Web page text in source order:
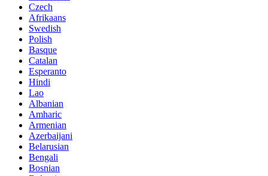
Czech
Afrikaans
Swedish
Polish
Basque
Catalan
Esperanto
Hindi
Lao
Albanian
Amharic
Armenian
Azerbaijani
Belarusian
Bengali
Bosnian